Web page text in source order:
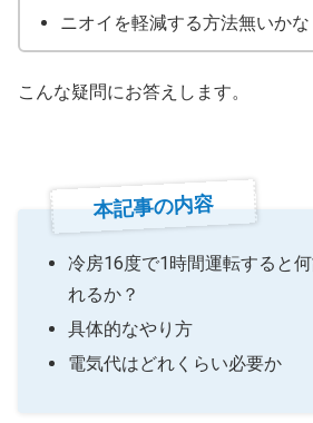
ニオイを軽減する方法無いかな
こんな疑問にお答えします。
本記事の内容
冷房16度で1時間運転すると
れるか？
具体的なやり方
電気代はどれくらい必要か